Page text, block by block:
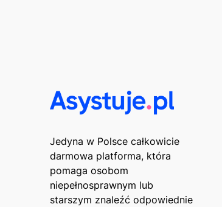
Jedyna w Polsce całkowicie
darmowa platforma, która
pomaga osobom
niepełnosprawnym lub
starszym znaleźć odpowiednie